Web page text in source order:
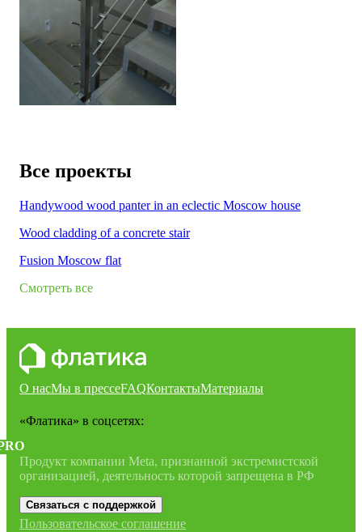
Все проекты
Handywood wood panter in an eclectic Moscow house
Wood cladding of a concrete stair
Fusion Moscow flat
Смотреть все
О насМы в прессеFAQКонтактыМатериалы
«Флатика» в соцсетях:
Продукт компании Meta, признанной экстремистской
организацией, деятельность которой запрещена в РФ
Связаться с поддержкой
Пользовательское соглашение